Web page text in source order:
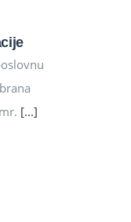
[...]